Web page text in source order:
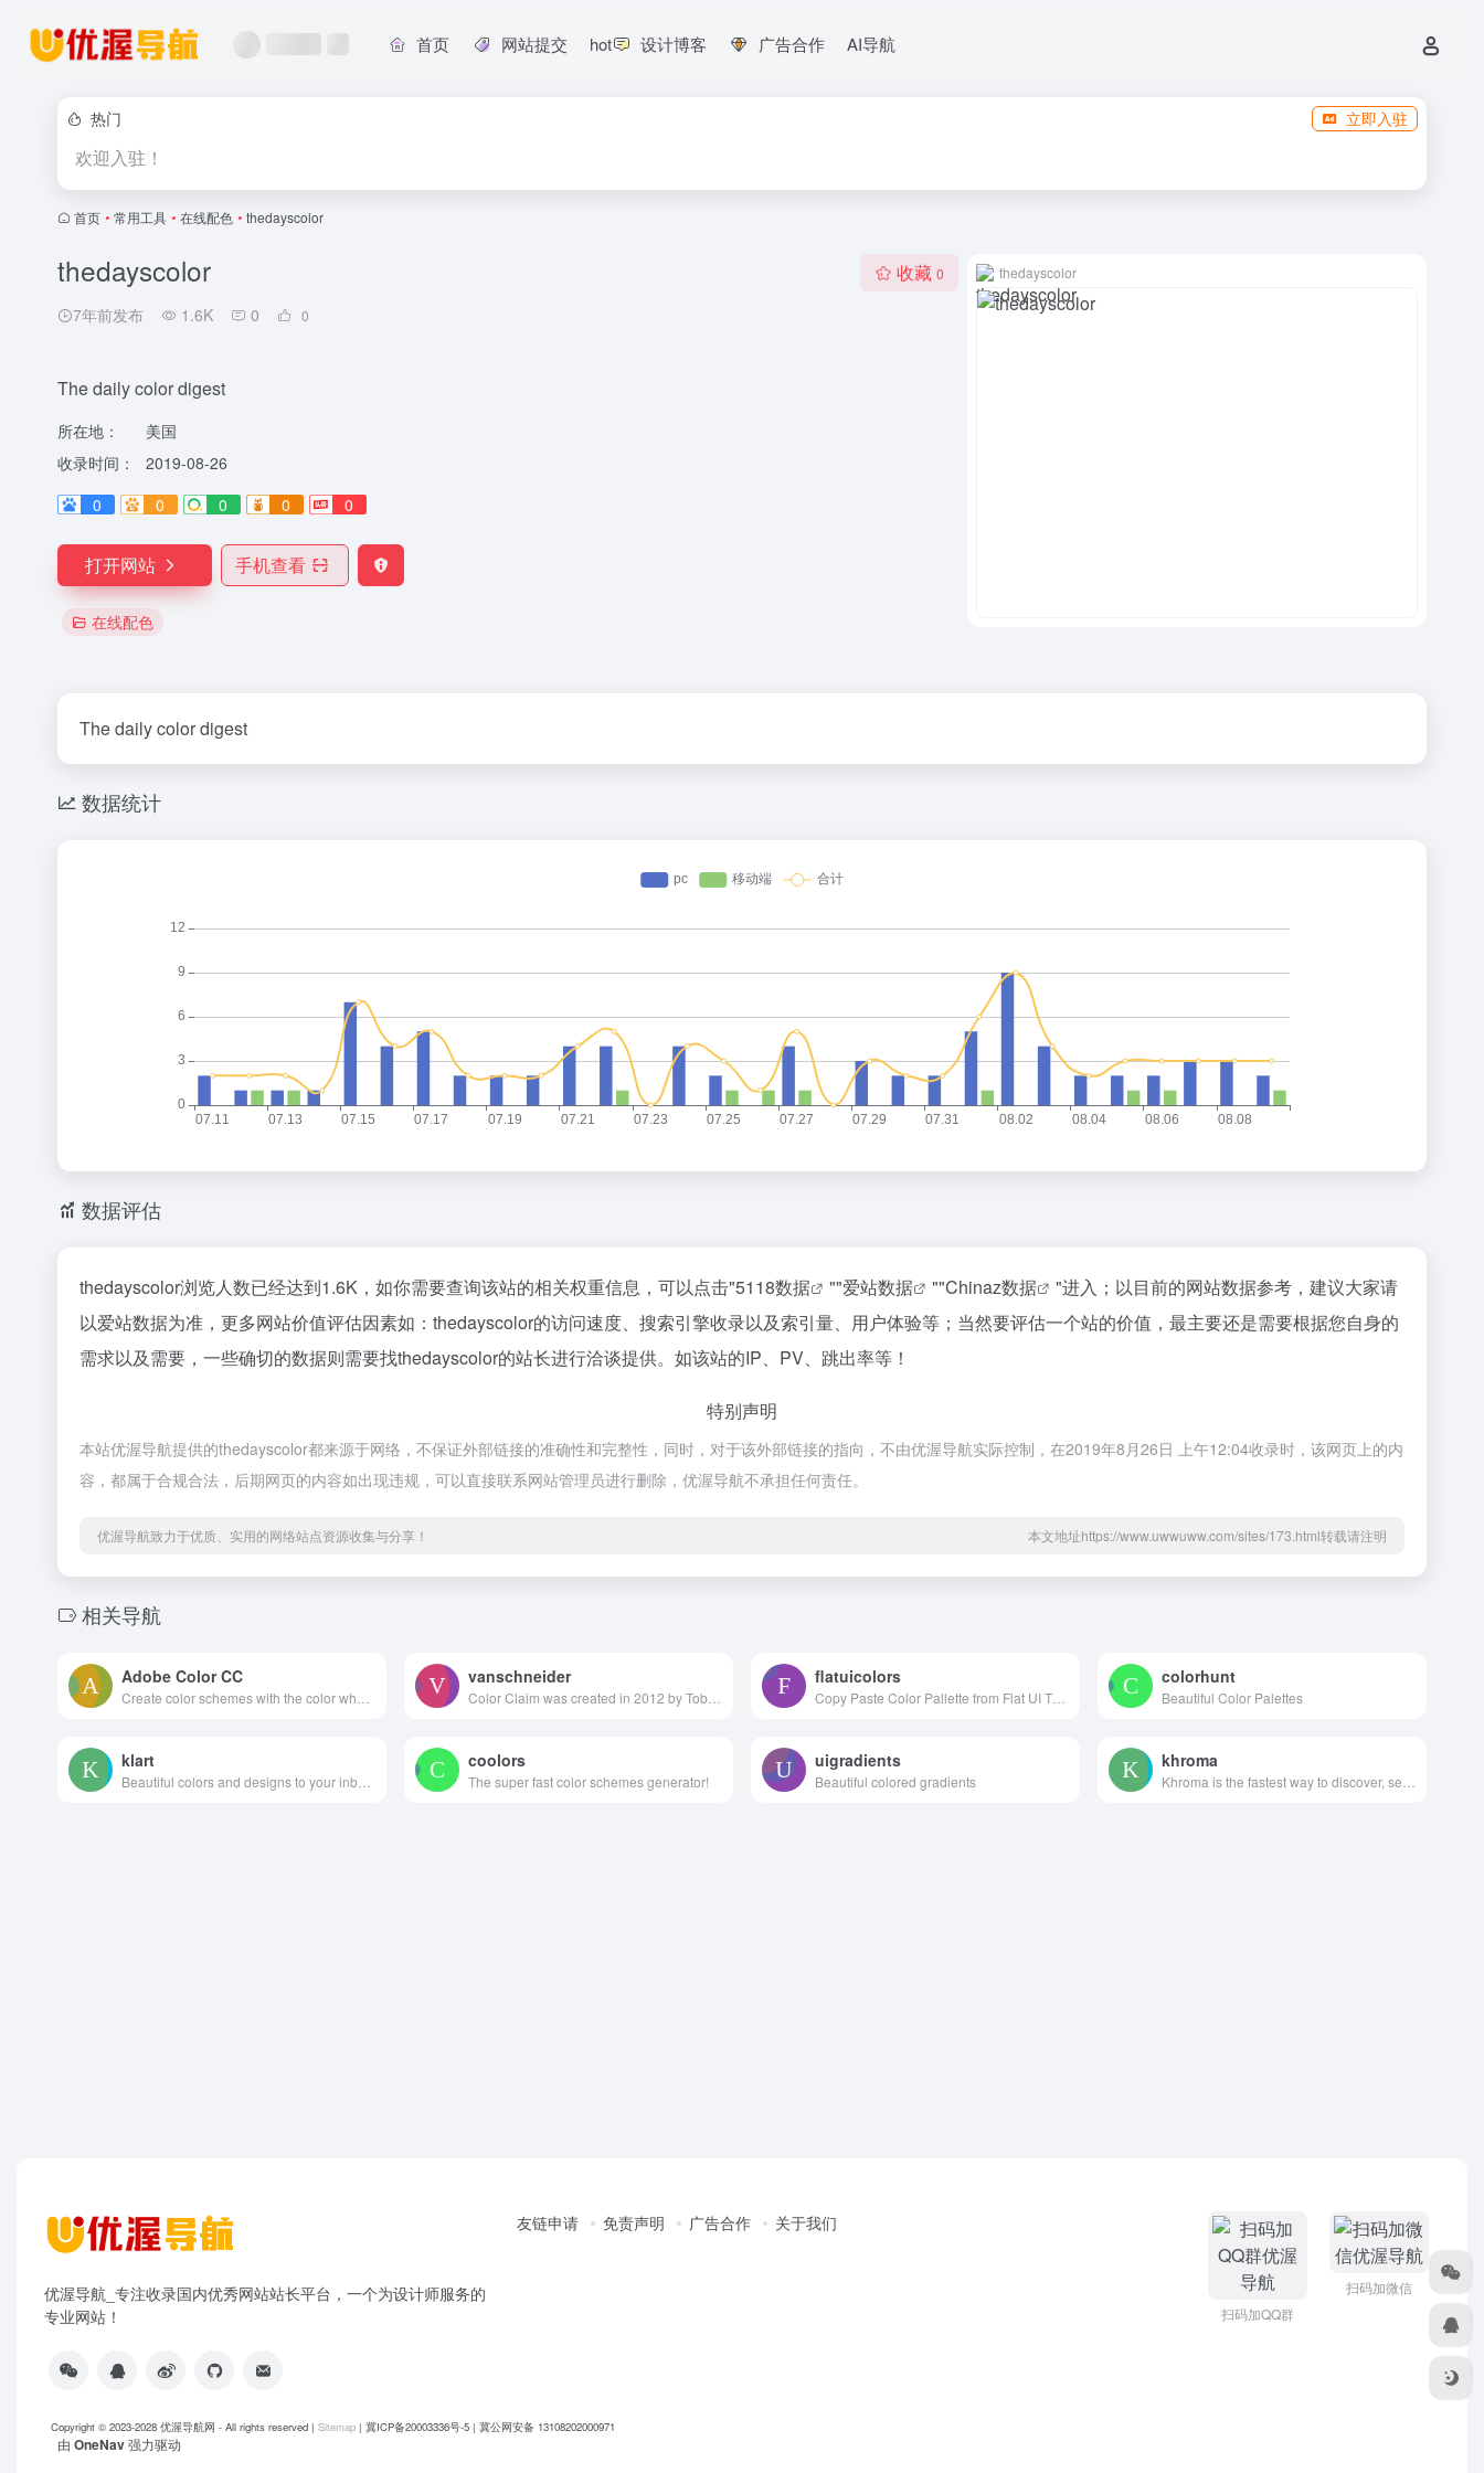
首页 网站提交 hot 设计博客 广告合作 AI导航
热门 立即入驻
欢迎入驻！
首页 • 常用工具 • 在线配色 • thedayscolor
thedayscolor
7年前发布 1.6K 0 0
收藏 0
The daily color digest
所在地：
美国
收录时间：
2019-08-26
0
0 0 0 0
打开网站 手机查看
在线配色
thedayscolor
The daily color digest
数据统计
数据评估
thedayscolor浏览人数已经达到1.6K，如你需要查询该站的相关权重信息，可以点击"5118数据 ""爱站数据 ""Chinaz数据
"进入；以目前的网站数据参考，建议大家请
以爱站数据为准，更多网站价值评估因素如：thedayscolor的访问速度、搜索引擎收录以及索引量、用户体验等；当然要评估一个站的价值，最主要还是需要根据您自身的
需求以及需要，一些确切的数据则需要找thedayscolor的站长进行洽谈提供。如该站的IP、PV、跳出率等！
特别声明
本站优渥导航提供的thedayscolor都来源于网络，不保证外部链接的准确性和完整性，同时，对于该外部链接的指向，不由优渥导航实际控制，在2019年8月26日 上午12:04收录时，该网页上的内
容，都属于合规合法，后期网页的内容如出现违规，可以直接联系网站管理员进行删除，优渥导航不承担任何责任。
优渥导航致力于优质、实用的网络站点资源收集与分享！ 本文地址https://www.uwwuww.com/sites/173.html转载请注明
相关导航
Adobe Color CC vanschneider flatuicolors colorhunt
Beautiful Color Palettes
klart coolors
The super fast color schemes generator!
uigradients
Beautiful colored gradients
khroma
优渥导航_专注收录国内优秀网站站长平台，一个为设计师服务的
专业网站！
友链申请 免责声明 广告合作 关于我们
扫码加QQ群
扫码加微信
Copyright © 2023-2028 优渥导航网 - All rights reserved | Sitemap | 冀ICP备20003336号-5 | 冀公网安备 13108202000971
由 OneNav强力驱动